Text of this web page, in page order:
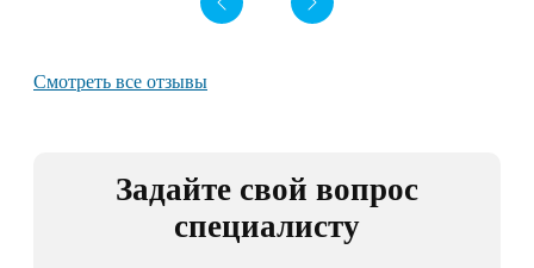
Смотреть все отзывы
Задайте свой вопрос
специалисту